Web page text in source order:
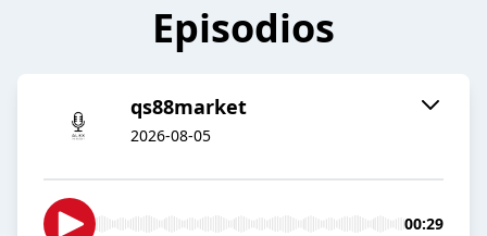
Episodios
qs88market
2026-08-05
00:29